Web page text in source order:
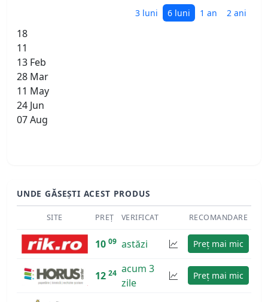
3 luni 6 luni 1 an 2 ani
18
11
13 Feb
28 Mar
11 May
24 Jun
07 Aug
UNDE GĂSEȘTI ACEST PRODUS
SITE PREȚ VERIFICAT RECOMANDARE
10 09 astăzi Preț mai mic
12 24 acum 3
zile
Preț mai mic